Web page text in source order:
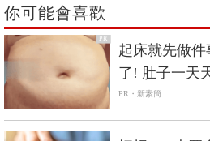
你可能會喜歡
PR
起床就先做
了! 肚子一天
PR・新素簡